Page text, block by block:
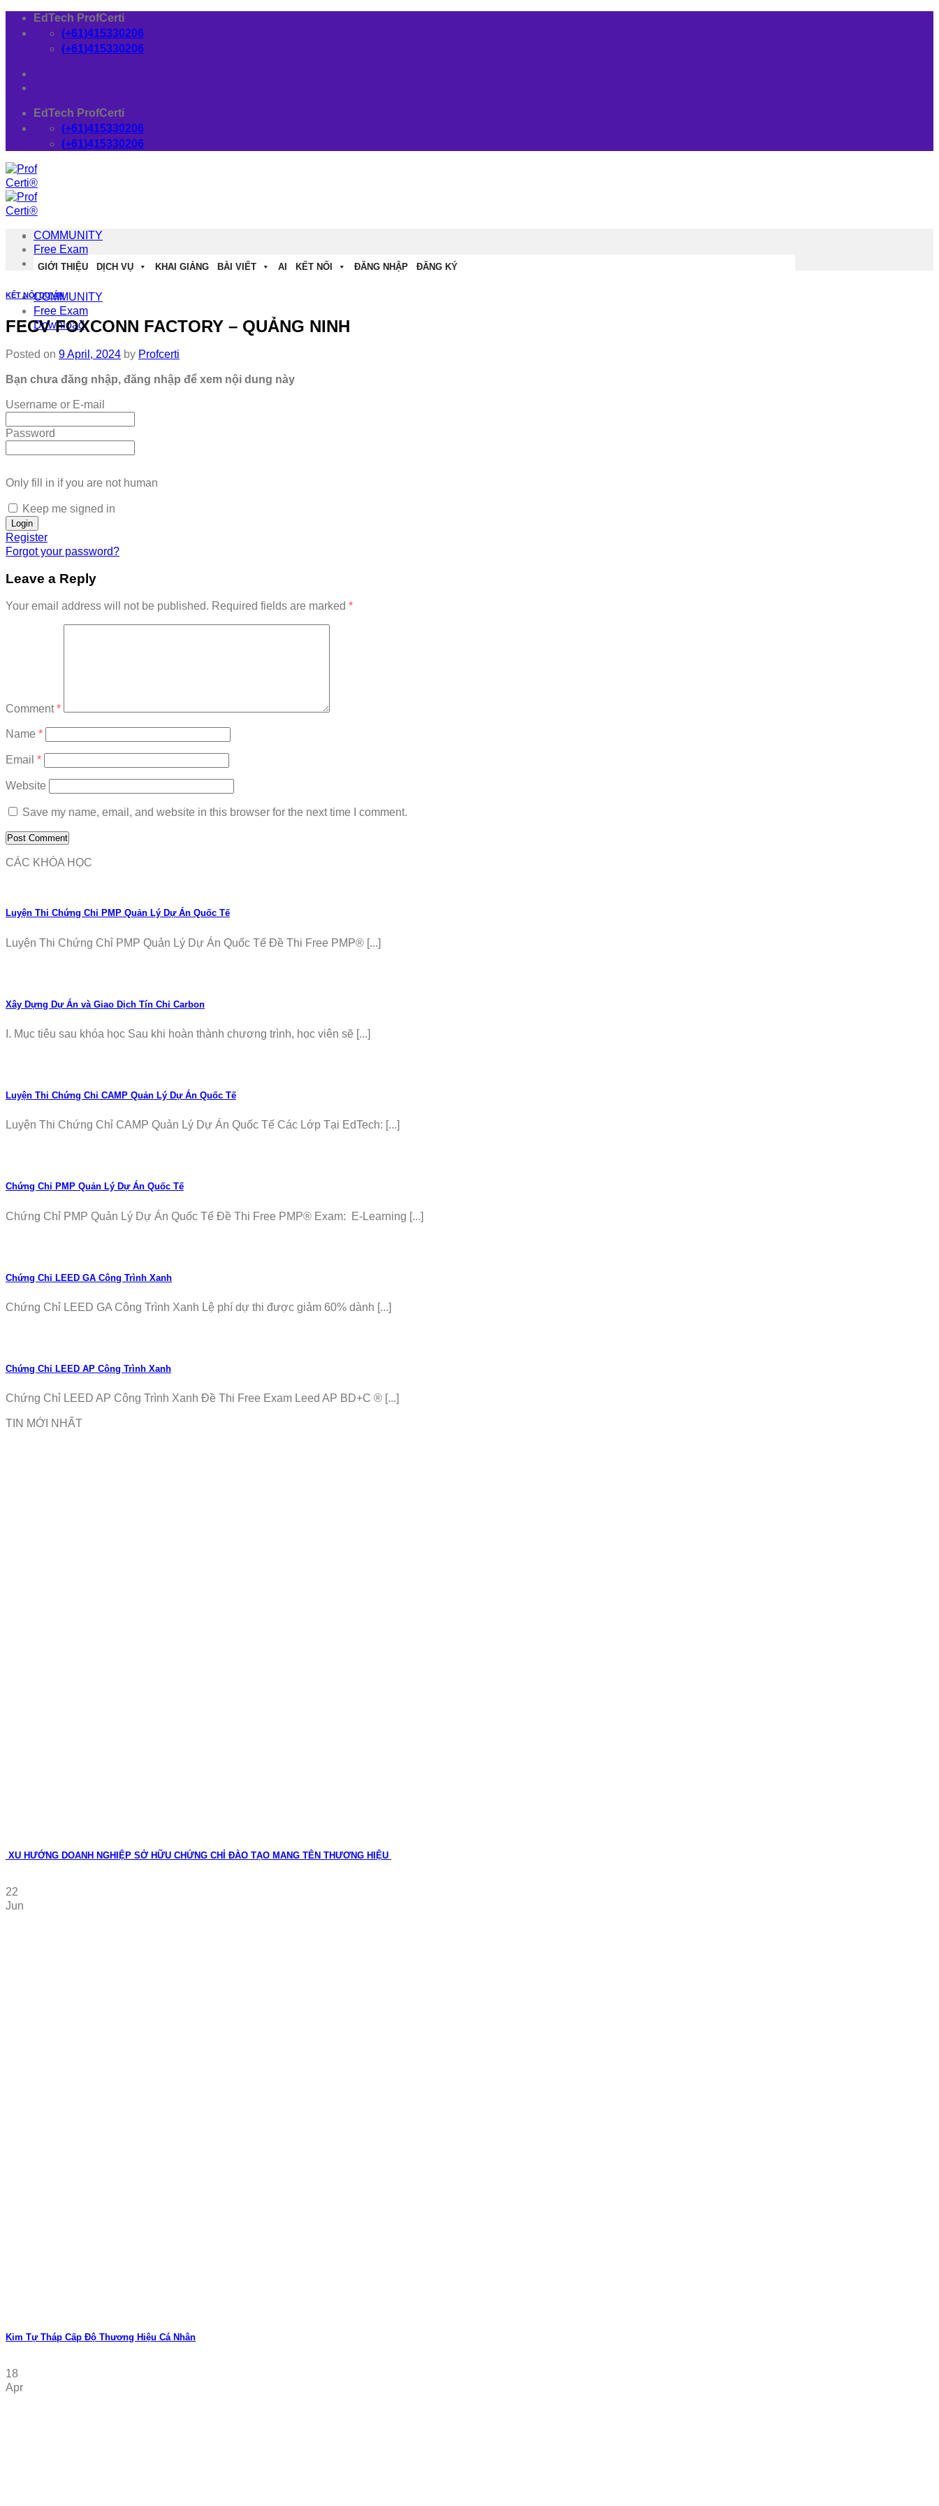
Skip
EdTech ProfCerti
(+61)415330206
(+61)415330206
EdTech ProfCerti
(+61)415330206
(+61)415330206
GIỚI THIỆU DỊCH VỤ KHAI GIẢNG BÀI VIẾT AI KẾT NỐI ĐĂNG NHẬP ĐĂNG KÝ
COMMUNITY
Free Exam
Download
COMMUNITY
Free Exam
Download
KẾT NỐI DỰ ÁN
FECV FOXCONN FACTORY – QUẢNG NINH
Posted on 9 April, 2024 by Profcerti
Bạn chưa đăng nhập, đăng nhập để xem nội dung này
Username or E-mail
Password
Only fill in if you are not human
Keep me signed in
Register
Forgot your password?
Leave a Reply
Your email address will not be published. Required fields are marked *
Comment*
Name *
Email *
Website
Save my name, email, and website in this browser for the next time I comment.
CÁC KHÓA HỌC
Luyện Thi Chứng Chỉ PMP Quản Lý Dự Án Quốc Tế
Luyện Thi Chứng Chỉ PMP Quản Lý Dự Án Quốc Tế Đề Thi Free PMP® [...]
Xây Dựng Dự Án và Giao Dịch Tín Chỉ Carbon
I. Mục tiêu sau khóa học Sau khi hoàn thành chương trình, học viên sẽ [...]
Luyện Thi Chứng Chỉ CAMP Quản Lý Dự Án Quốc Tế
Luyện Thi Chứng Chỉ CAMP Quản Lý Dự Án Quốc Tế Các Lớp Tại EdTech: [...]
Chứng Chỉ PMP Quản Lý Dự Án Quốc Tế
Chứng Chỉ PMP Quản Lý Dự Án Quốc Tế Đề Thi Free PMP® Exam: E-Learning [...]
Chứng Chỉ LEED GA Công Trình Xanh
Chứng Chỉ LEED GA Công Trình Xanh Lệ phí dự thi được giảm 60% dành [...]
Chứng Chỉ LEED AP Công Trình Xanh
Chứng Chỉ LEED AP Công Trình Xanh Đề Thi Free Exam Leed AP BD+C ® [...]
TIN MỚI NHẤT
XU HƯỚNG DOANH NGHIỆP SỞ HỮU CHỨNG CHỈ ĐÀO TẠO MANG TÊN THƯƠNG HIỆU
22
Jun
Kim Tự Tháp Cấp Độ Thương Hiệu Cá Nhân
18
Apr